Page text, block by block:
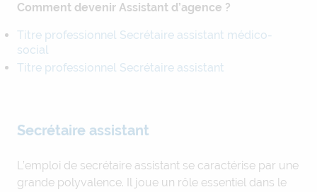
Comment devenir Assistant d’agence ?
Titre professionnel Secrétaire assistant médico-
social
Titre professionnel Secrétaire assistant
Secrétaire assistant
L’emploi de secrétaire assistant se caractérise par une
grande polyvalence. Il joue un rôle essentiel dans le